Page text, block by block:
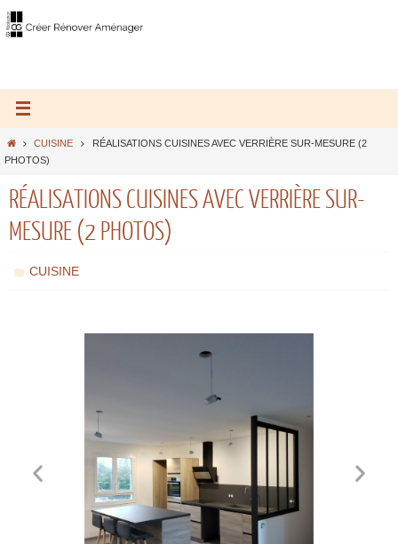
CUISINE
RÉALISATIONS CUISINES AVEC VERRIÈRE SUR-MESURE (2
PHOTOS)
RÉALISATIONS CUISINES AVEC VERRIÈRE SUR-
MESURE (2 PHOTOS)
CUISINE